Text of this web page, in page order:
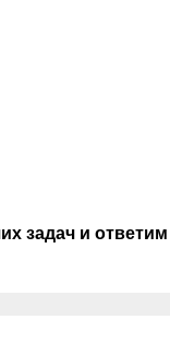
задач и